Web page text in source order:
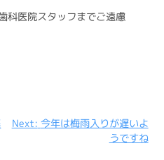
科医院スタッフまでご遠慮
Next: 今年は梅雨入りが遅いよ
うですね